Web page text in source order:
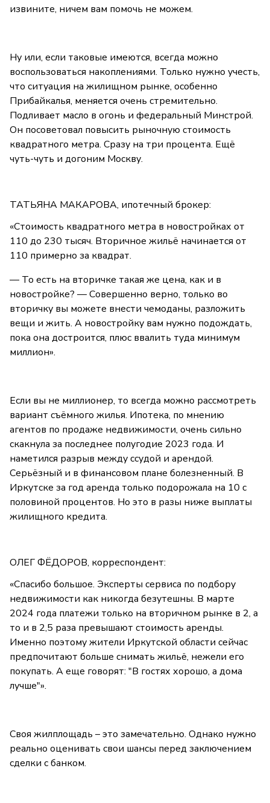
извините, ничем вам помочь не можем.
Ну или, если таковые имеются, всегда можно
воспользоваться накоплениями. Только нужно учесть,
что ситуация на жилищном рынке, особенно
Прибайкалья, меняется очень стремительно.
Подливает масло в огонь и федеральный Минстрой.
Он посоветовал повысить рыночную стоимость
квадратного метра. Сразу на три процента. Ещё
чуть-чуть и догоним Москву.
ТАТЬЯНА МАКАРОВА, ипотечный брокер:
«Стоимость квадратного метра в новостройках от
110 до 230 тысяч. Вторичное жильё начинается от
110 примерно за квадрат.
— То есть на вторичке такая же цена, как и в
новостройке? — Совершенно верно, только во
вторичку вы можете внести чемоданы, разложить
вещи и жить. А новостройку вам нужно подождать,
пока она достроится, плюс ввалить туда минимум
миллион».
Если вы не миллионер, то всегда можно рассмотреть
вариант съёмного жилья. Ипотека, по мнению
агентов по продаже недвижимости, очень сильно
скакнула за последнее полугодие 2023 года. И
наметился разрыв между ссудой и арендой.
Серьёзный и в финансовом плане болезненный. В
Иркутске за год аренда только подорожала на 10 с
половиной процентов. Но это в разы ниже выплаты
жилищного кредита.
ОЛЕГ ФЁДОРОВ, корреспондент:
«Спасибо большое. Эксперты сервиса по подбору
недвижимости как никогда безутешны. В марте
2024 года платежи только на вторичном рынке в 2, а
то и в 2,5 раза превышают стоимость аренды.
Именно поэтому жители Иркутской области сейчас
предпочитают больше снимать жильё, нежели его
покупать. А еще говорят: "В гостях хорошо, а дома
лучше"».
Своя жилплощадь – это замечательно. Однако нужно
реально оценивать свои шансы перед заключением
сделки с банком.